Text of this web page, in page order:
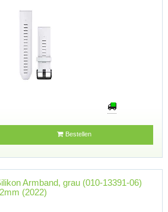
Bestellen
Armband, grau (010-13391-06)
(2022)